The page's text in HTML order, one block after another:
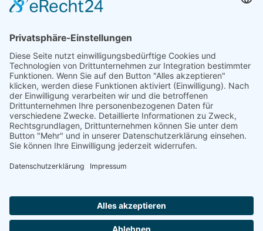
© 2026D&TS GmbH. All rights reserved.